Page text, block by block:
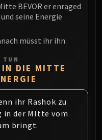
Class
BEVOR er enraged
seine Energie
müsst ihr ihn
TUN
IN DIE MITTE
ihr Rashok zu
in der MItte vom
bringt.